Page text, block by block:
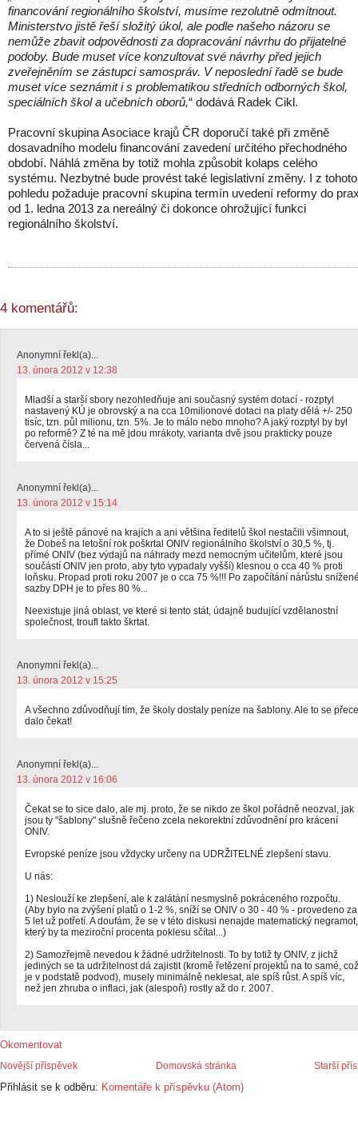
financování regionálního školství, musíme rezolutně odmítnout.
Ministerstvo jistě řeší složitý úkol, ale podle našeho názoru se
nemůže zbavit odpovědnosti za dopracování návrhu do přijatelné
podoby. Bude muset více konzultovat své návrhy před jejich
zveřejněním se zástupci samospráv. V neposlední řadě se bude
muset více seznámit i s problematikou středních odborných škol,
speciálních škol a učebních oborů,“ dodává Radek Cikl.
Pracovní skupina Asociace krajů ČR doporučí také při změně
dosavadního modelu financování zavedení určitého přechodného
období. Náhlá změna by totiž mohla způsobit kolaps celého
systému. Nezbytné bude provést také legislativní změny. I z tohoto
pohledu požaduje pracovní skupina termín uvedení reformy do
od 1. ledna 2013 za nereálný či dokonce ohrožující funkci
regionálního školství.
4 komentářů:
Anonymní řekl(a)...
13. února 2012 v 12:38
Mladší a starší sbory nezohledňuje ani současný systém dotací - rozptyl
nastavený KÚ je obrovský a na cca 10milionové dotaci na platy dělá +/- 250
tisíc, tzn. půl milionu, tzn. 5%. Je to málo nebo mnoho? A jaký rozptyl by byl
po reformě? Z té na mě jdou mrákoty, varianta dvě jsou prakticky pouze
červená čísla...
Anonymní řekl(a)...
13. února 2012 v 15:14
A to si ještě pánové na krajích a ani většina ředitelů škol nestačili všimnout,
že Dobeš na letošní rok poškrtal ONIV regionálního školství o 30,5 %, tj.
přímé ONIV (bez výdajů na náhrady mezd nemocným učitelům, které jsou
součástí ONIV jen proto, aby tyto vypadaly vyšší) klesnou o cca 40 % proti
loňsku. Propad proti roku 2007 je o cca 75 %!!! Po započítání nárůstu
sazby DPH je to přes 80 %...
Neexistuje jiná oblast, ve které si tento stát, údajně budující vzdělanostní
společnost, troufl takto škrtat.
Anonymní řekl(a)...
13. února 2012 v 15:25
A všechno zdůvodňují tím, že školy dostaly peníze na šablony. Ale to se přece
dalo čekat!
Anonymní řekl(a)...
13. února 2012 v 16:06
Čekat se to sice dalo, ale mj. proto, že se nikdo ze škol pořádně neozval, jak
jsou ty "šablony" slušně řečeno zcela nekorektní zdůvodnění pro krácení
ONIV.
Evropské peníze jsou vždycky určeny na UDRŽITELNÉ zlepšení stavu.
U nás:
1) Neslouží ke zlepšení, ale k zalátání nesmyslně pokráceného rozpočtu.
(Aby bylo na zvýšení platů o 1-2 %, sníží se ONIV o 30 - 40 % - provedeno za
5 let už potřetí. A doufám, že se v této diskusi nenajde matematický negramot,
který by ta meziroční procenta poklesu sčítal...)
2) Samozřejmě nevedou k žádné udržitelnosti. To by totiž ty ONIV, z jichž
jediných se ta udržitelnost dá zajistit (kromě řetězení projektů na to samé, což
je v podstatě podvod), musely minimálně neklesat, ale spíš růst. A spíš víc,
než jen zhruba o inflaci, jak (alespoň) rostly až do r. 2007.
Okomentovat
Novější příspěvek Starší
Domovská stránka
Přihlásit se k odběru: Komentáře k příspěvku (Atom)